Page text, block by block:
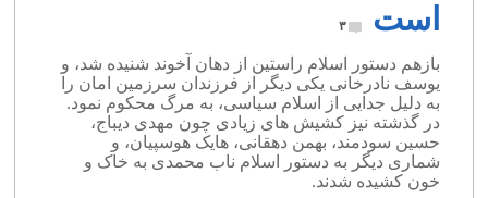
است
۳
بازهم دستور اسلام راستین از دهان آخوند شنیده شد، و
یوسف نادرخانی یکی دیگر از فرزندان سرزمین امان را
به دلیل جدایی از اسلام سیاسی، به مرگ محکوم نمود.
در گذشته نیز کشیش های زیادی چون مهدی دیباج،
حسین سودمند، بهمن دهقانی، هایک هوسپیان، و
شماری دیگر به دستور اسلام ناب محمدی به خاک و
خون کشیده شدند.